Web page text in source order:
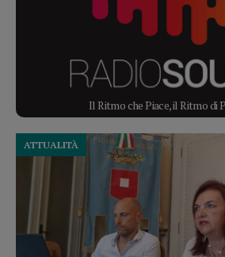
Il Ritmo che Piace, il Ritmo di
ATTUALITÀ